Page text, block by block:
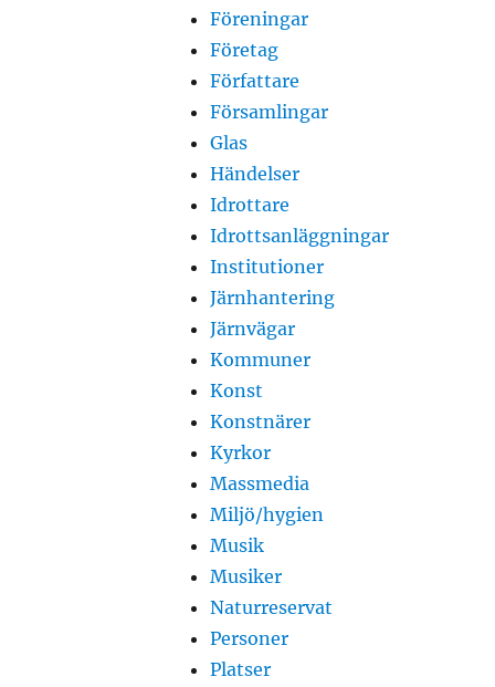
Föreningar
Företag
Författare
Församlingar
Glas
Händelser
Idrottare
Idrottsanläggningar
Institutioner
Järnhantering
Järnvägar
Kommuner
Konst
Konstnärer
Kyrkor
Massmedia
Miljö/hygien
Musik
Musiker
Naturreservat
Personer
Platser